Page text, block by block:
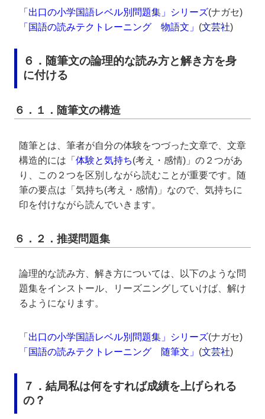
「出口の小学国語レベル別問題集」シリーズ(ナガセ)
「国語の読みテクトレーニング 物語文」 (文芸社)
６．随筆文の論理的な読み方と解き方を身
に付ける
６．１．随筆文の構造
随筆とは、筆者が自分の体験をつづった文章で、文章
構造的には「 体験と気持ち(考え・感情)」の２つがあ
り、この２つを区別しながら読むことが重要です。随
筆の要点は「気持ち(考え・感情)」なので、気持ちに
印を付けながら読んでいきます。
６．２．推奨問題集
論理的な読み方、解き方については、以下のような問
題集をインストール、リーズニングしていけば、解け
るようになります。
「出口の小学国語レベル別問題集」シリーズ(ナガセ)
「国語の読みテクトレーニング 随筆文」 (文芸社)
７．結局私は何をすれば成績を上げられる
の？